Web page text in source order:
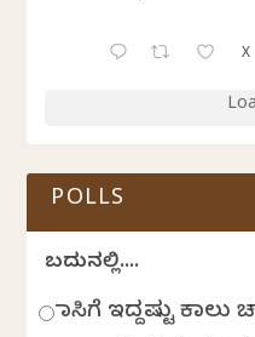
X
POLLS
ಬದುಕಿನಲ್ಲಿ....
ಹಾಸಿಗೆ ಇದ್ದಷ್ಟು ಕಾಲು